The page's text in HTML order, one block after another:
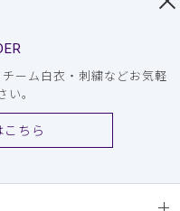
ーム白衣・刺繍などお気軽
。
ちら